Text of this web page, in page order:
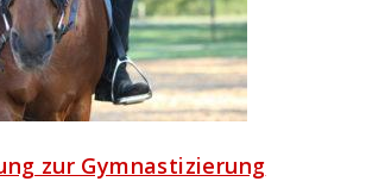
zur Gymnastizierung